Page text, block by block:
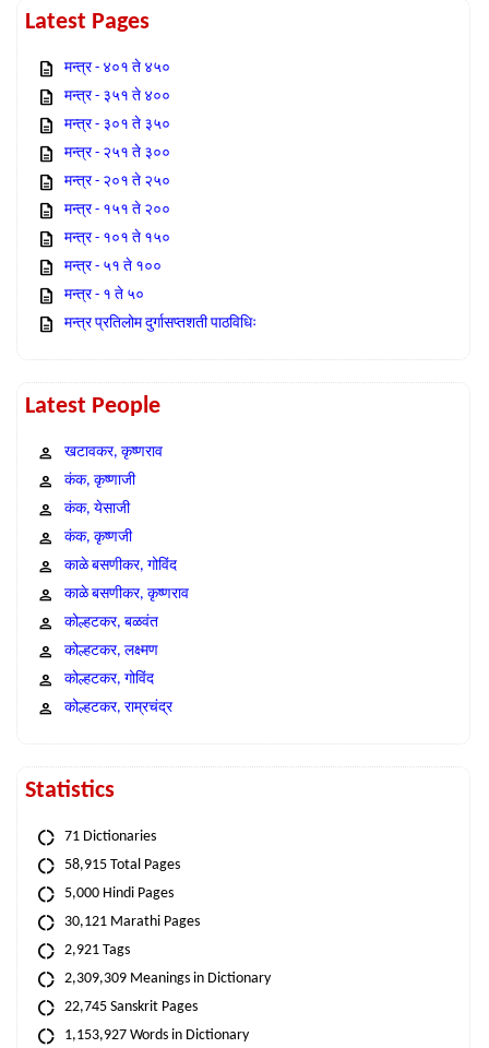
Latest Pages
मन्त्र - ४०१ ते ४५०
मन्त्र - ३५१ ते ४००
मन्त्र - ३०१ ते ३५०
मन्त्र - २५१ ते ३००
मन्त्र - २०१ ते २५०
मन्त्र - १५१ ते २००
मन्त्र - १०१ ते १५०
मन्त्र - ५१ ते १००
मन्त्र - १ ते ५०
मन्त्र प्रतिलोम दुर्गासप्तशती पाठविधिः
Latest People
खटावकर, कृष्णराव
कंक, कृष्णाजी
कंक, येसाजी
कंक, कृष्णजी
काळे बसणीकर, गोविंद
काळे बसणीकर, कृष्णराव
कोल्हटकर, बळवंत
कोल्हटकर, लक्ष्मण
कोल्हटकर, गोविंद
कोल्हटकर, राम्रचंद्र
Statistics
71 Dictionaries
58,915 Total Pages
5,000 Hindi Pages
30,121 Marathi Pages
2,921 Tags
2,309,309 Meanings in Dictionary
22,745 Sanskrit Pages
1,153,927 Words in Dictionary